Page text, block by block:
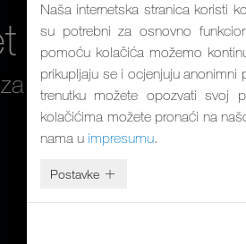
vlažne krpe
Naša internetska stranica koristi
su potrebni za osnovno
pomoću kolačića možemo
prikupljaju se i ocjenjuju
trenutku možete opozvati svoj
kolačićima možete pronaći na
nama u impresumu.
Postavke